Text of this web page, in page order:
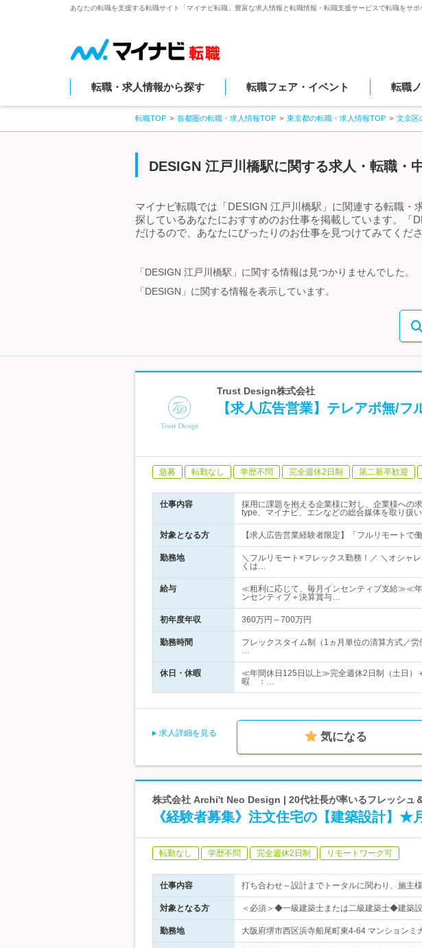
あなたの転職を支援する転職サイト「マイナビ転職」豊富な求人情報と転職情報・転職支援サービスで転職をサポ
転職・求人情報から探す 転職フェア・イベント 転職
転職TOP 首都圏の転職・求人情報TOP 東京都の転職・求人情報TOP 文京区
DESIGN 江戸川橋駅に関する求人・転職・
マイナビ転職では「DESIGN 江戸川橋駅」に関連する転職
探しているあなたにおすすめのお仕事を掲載しています。「
だけるので、あなたにぴったりのお仕事を見つけてみてくだ
「DESIGN 江戸川橋駅」に関する情報は見つかりませんでした。
「DESIGN」に関する情報を表示しています。
Trust Design株式会社
【求人広告営業】テレアポ無/
急募 転勤なし 学歴不問 完全週休2日制 第二新卒歓迎
仕事内容
採用に課題を抱える企業様に対し、企業様への
type、マイナビ、エンなどの総合媒体を取り扱い
対象となる方 【求人広告営業経験者限定】「フルリモートで
勤務地
＼フルリモート×フレックス勤務！／ ＼オシャ
くは…
給与
≪粗利に応じて、毎月インセンティブ支給≫≪
ンセンティブ＋決算賞与…
初年度年収 360万円～700万円
勤務時間
フレックスタイム制（1ヵ月単位の清算方式／
…
休日・休暇
≪年間休日125日以上≫完全週休2日制（土日
暇 ：…
求人詳細を見る 気になる
株式会社 Archi't Neo Design | 20代社長が率いるフレッシュ
《経験者募集》注文住宅の【建築設計】
転勤なし 学歴不問 完全週休2日制 リモートワーク可
仕事内容 打ち合わせ～設計までトータルに関わり、施主
対象となる方 ＜必須＞◆一級建築士または二級建築士◆建築
勤務地 大阪府堺市西区浜寺船尾町東4-64 マンション